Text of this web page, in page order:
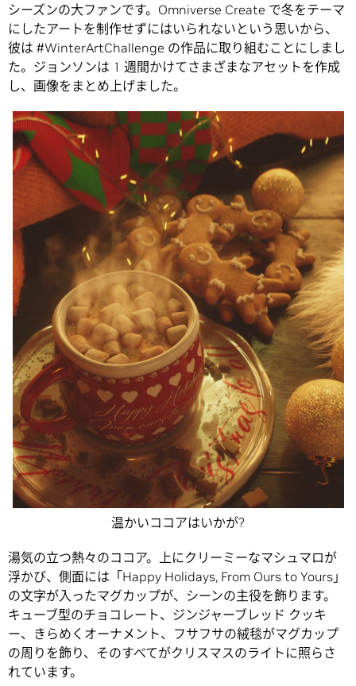
シーズンの大ファンです。Omniverse Create で冬をテーマ
にしたアートを制作せずにはいられないという思いから、
彼は #WinterArtChallenge の作品に取り組むことにしまし
た。ジョンソンは 1 週間かけてさまざまなアセットを作成
し、画像をまとめ上げました。
温かいココアはいかが?
湯気の立つ熱々のココア。上にクリーミーなマシュマロが
浮かび、側面には「Happy Holidays, From Ours to Yours」
の文字が入ったマグカップが、シーンの主役を飾ります。
キューブ型のチョコレート、ジンジャーブレッド クッキ
ー、きらめくオーナメント、フサフサの絨毯がマグカップ
の周りを飾り、そのすべてがクリスマスのライトに照らさ
れています。